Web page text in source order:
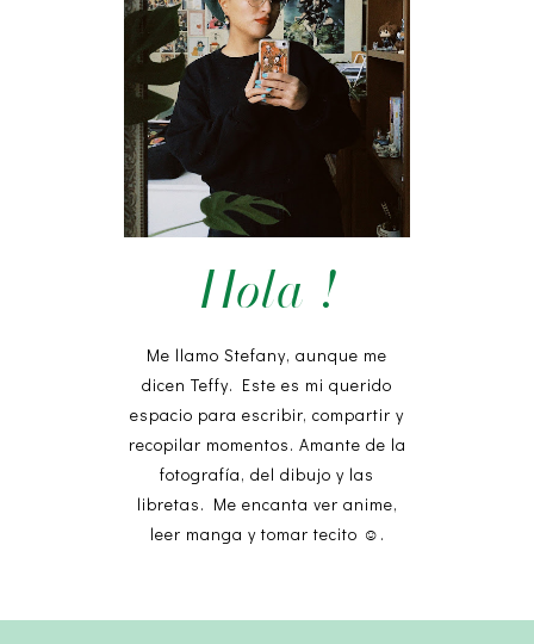
Hola !
Me llamo Stefany, aunque me
dicen Teffy. Este es mi querido
espacio para escribir, compartir y
recopilar momentos. Amante de la
fotografía, del dibujo y las
libretas. Me encanta ver anime,
leer manga y tomar tecito ☺︎.